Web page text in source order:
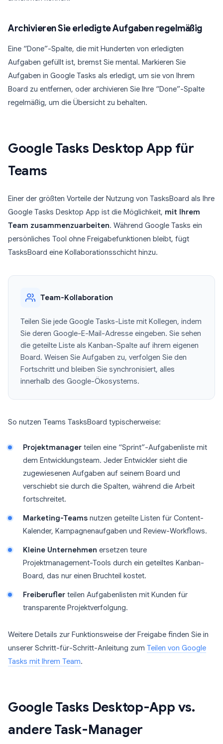
Archivieren Sie erledigte Aufgaben regelmäßig
Eine “Done”-Spalte, die mit Hunderten von erledigten
Aufgaben gefüllt ist, bremst Sie mental. Markieren Sie
Aufgaben in Google Tasks als erledigt, um sie von Ihrem
Board zu entfernen, oder archivieren Sie Ihre “Done”-Spalte
regelmäßig, um die Übersicht zu behalten.
Google Tasks Desktop App für
Teams
Einer der größten Vorteile der Nutzung von TasksBoard als Ihre
Google Tasks Desktop App ist die Möglichkeit, mit Ihrem
Team zusammenzuarbeiten. Während Google Tasks ein
persönliches Tool ohne Freigabefunktionen bleibt, fügt
TasksBoard eine Kollaborationsschicht hinzu.
Team-Kollaboration
Teilen Sie jede Google Tasks-Liste mit Kollegen, indem
Sie deren Google-E-Mail-Adresse eingeben. Sie sehen
die geteilte Liste als Kanban-Spalte auf ihrem eigenen
Board. Weisen Sie Aufgaben zu, verfolgen Sie den
Fortschritt und bleiben Sie synchronisiert, alles
innerhalb des Google-Ökosystems.
So nutzen Teams TasksBoard typischerweise:
Projektmanager teilen eine “Sprint”-Aufgabenliste mit
dem Entwicklungsteam. Jeder Entwickler sieht die
zugewiesenen Aufgaben auf seinem Board und
verschiebt sie durch die Spalten, während die Arbeit
fortschreitet.
Marketing-Teams nutzen geteilte Listen für Content-
Kalender, Kampagnenaufgaben und Review-Workflows.
Kleine Unternehmen ersetzen teure
Projektmanagement-Tools durch ein geteiltes Kanban-
Board, das nur einen Bruchteil kostet.
Freiberufler teilen Aufgabenlisten mit Kunden für
transparente Projektverfolgung.
Weitere Details zur Funktionsweise der Freigabe finden Sie in
unserer Schritt-für-Schritt-Anleitung zum Teilen von Google
Tasks mit Ihrem Team.
Google Tasks Desktop-App vs.
andere Task-Manager